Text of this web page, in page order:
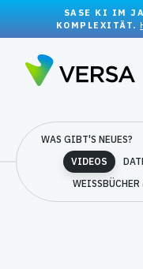
SASE KI IM
KOMPLEXITÄT.
WAS GIBT'S NEUES?
VIDEOS
WEISSBÜCHER